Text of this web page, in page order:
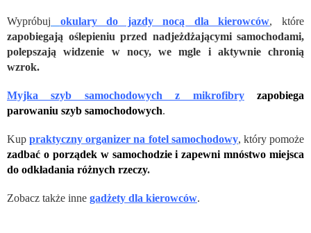
Wypróbuj okulary do jazdy nocą dla kierowców, które
zapobiegają oślepieniu przed nadjeżdżającymi samochodami,
polepszają widzenie w nocy, we mgle i aktywnie chronią
wzrok.
Myjka szyb samochodowych z mikrofibry
zapobiega
parowaniu szyb samochodowych.
Kuppraktyczny organizer na fotel samochodowy, który pomoże
zadbać o porządek w samochodzie i zapewni mnóstwo miejsca
do odkładania różnych rzeczy.
Zobacz także inne gadżety dla kierowców.